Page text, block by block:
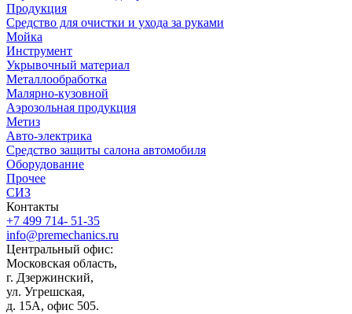
Продукция
Средство для очистки и ухода за руками
Мойка
Инструмент
Укрывочный материал
Металлообработка
Малярно-кузовной
Аэрозольная продукция
Метиз
Авто-электрика
Средство защиты салона автомобиля
Оборудование
Прочее
СИЗ
Контакты
+7 499 714- 51-35
info@premechanics.ru
Центральный офис:
Московская область,
г. Дзержинский,
ул. Угрешская,
д. 15А, офис 505.